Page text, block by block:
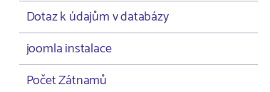
Dotaz k údajům v databázy
joomla instalace
Počet Zátnamů